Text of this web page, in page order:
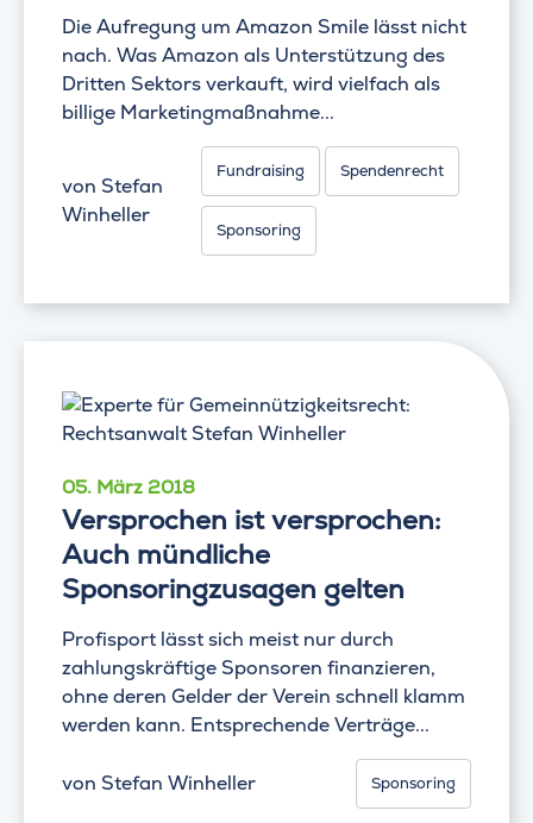
Die Aufregung um Amazon Smile lässt nicht
nach. Was Amazon als Unterstützung des
Dritten Sektors verkauft, wird vielfach als
billige Marketingmaßnahme...
von Stefan
Winheller
Fundraising Spendenrecht
Sponsoring
05. März 2018
Versprochen ist versprochen:
Auch mündliche
Sponsoringzusagen gelten
Profisport lässt sich meist nur durch
zahlungskräftige Sponsoren finanzieren,
ohne deren Gelder der Verein schnell klamm
werden kann. Entsprechende Verträge...
von Stefan Winheller Sponsoring